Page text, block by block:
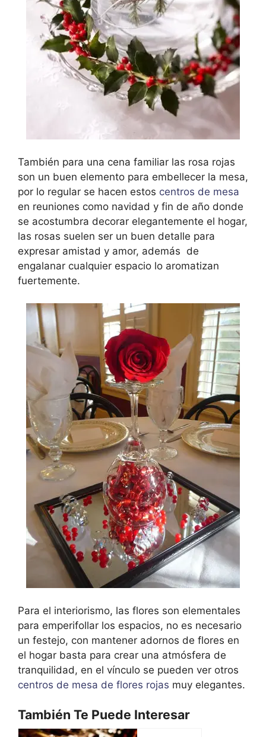
También para una cena familiar las rosa rojas
son un buen elemento para embellecer la mesa,
por lo regular se hacen estos centros de mesa
en reuniones como navidad y fin de año donde
se acostumbra decorar elegantemente el hogar,
las rosas suelen ser un buen detalle para
expresar amistad y amor, además de
engalanar cualquier espacio lo aromatizan
fuertemente.
Para el interiorismo, las flores son elementales
para emperifollar los espacios, no es necesario
un festejo, con mantener adornos de flores en
el hogar basta para crear una atmósfera de
tranquilidad, en el vínculo se pueden ver otros
centros de mesa de flores rojas muy elegantes.
También Te Puede Interesar